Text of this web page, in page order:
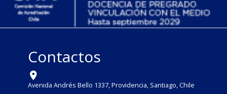
Contactos
Avenida Andrés Bello 1337, Providencia, Santiago, Chile